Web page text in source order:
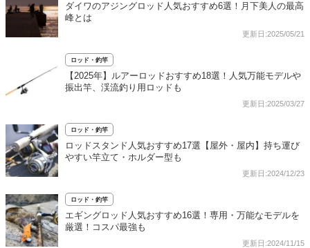
ダイワのアジングロッド人気おすすめ6選！月下美人の最高
峰とは
更新日:2025/05/21
ロッド・釣竿
【2025年】ルアーロッドおすすめ18選！人気万能モデルや
振出竿、渓流釣り用ロッドも
更新日:2025/03/27
ロッド・釣竿
ロッドスタンド人気おすすめ17選【屋外・屋内】持ち運び
やすい竿立て・ホルダー型も
更新日:2024/12/23
ロッド・釣竿
エギングロッド人気おすすめ16選！専用・万能なモデルを
厳選！コスパ最強も
更新日:2024/11/15